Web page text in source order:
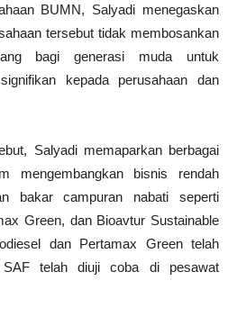
BUMN, Salyadi menegaskan
tersebut tidak membosankan
bagi generasi muda untuk
kepada perusahaan dan
Salyadi memaparkan berbagai
mengembangkan bisnis rendah
bakar campuran nabati seperti
Green, dan Bioavtur Sustainable
dan Pertamax Green telah
SAF telah diuji coba di pesawat